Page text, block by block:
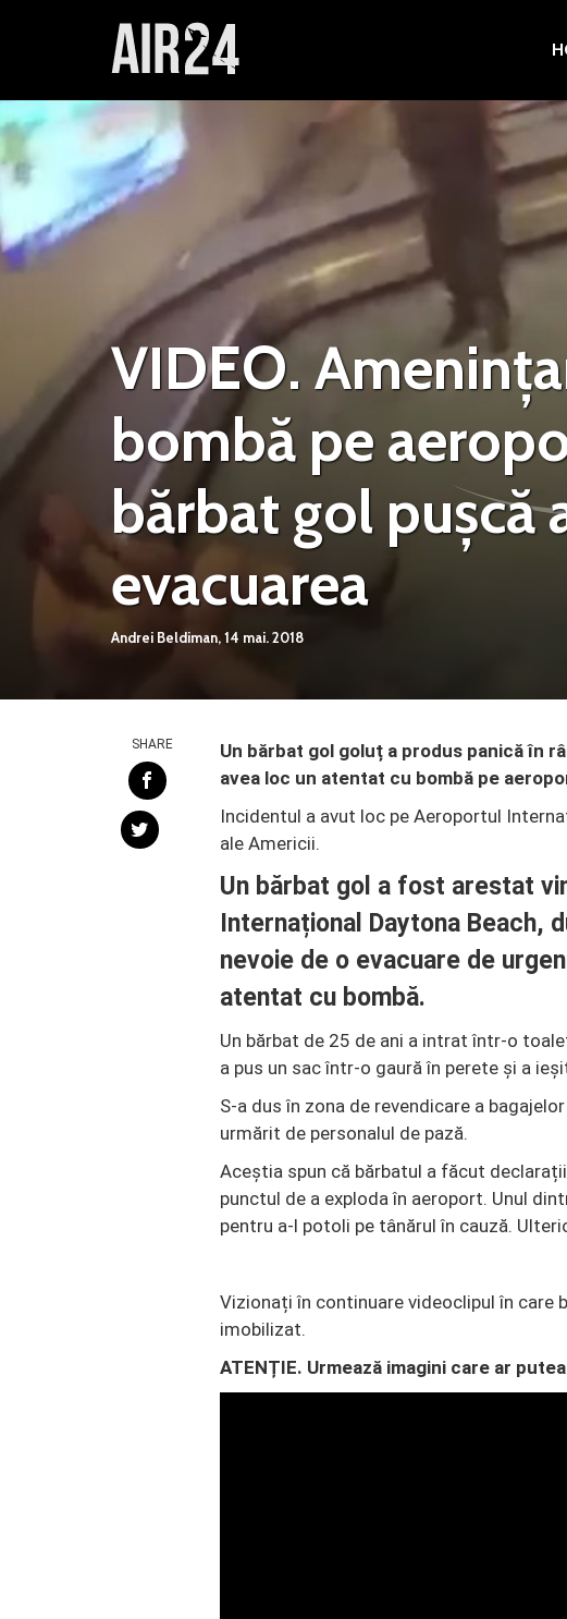
VIDEO.
bombă pe
bărbat gol pușcă
evacuarea
Andrei Beldiman,14 mai. 2018
Un bărbat gol goluț a produs panică în
avea loc un atentat cu bombă pe
Incidentul a avut loc pe Aeroportul
ale Americii.
Un bărbat gol a fost arestat
Internațional Daytona Beach,
nevoie de o evacuare de
atentat cu bombă.
Un bărbat de 25 de ani a intrat într-o
a pus un sac într-o gaură în perete și a
S-a dus în zona de revendicare a
urmărit de personalul de pază.
Aceștia spun că bărbatul a făcut
punctul de a exploda în aeroport. Unul
pentru a-l potoli pe tânărul în cauză.
Vizionați în continuare videoclipul în care
imobilizat.
ATENȚIE. Urmează imagini care ar
SHARE